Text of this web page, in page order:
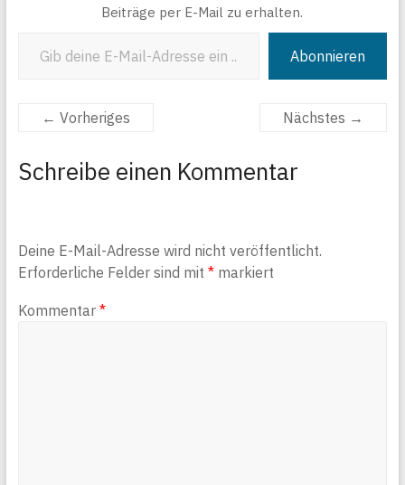
Beiträge per E-Mail zu erhalten.
Abonnieren
← Vorheriges Nächstes →
Schreibe einen Kommentar
Deine E-Mail-Adresse wird nicht veröffentlicht.
Erforderliche Felder sind mit *markiert
Kommentar *